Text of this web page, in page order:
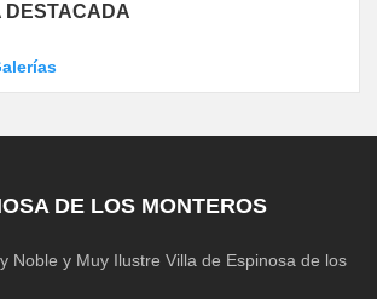
DESTACADA
DE LOS MONTEROS
Noble y Muy Ilustre Villa de Espinosa de los